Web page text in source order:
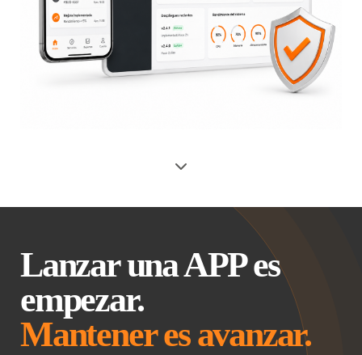
Lanzar una APP es
empezar.
Mantener es avanzar.